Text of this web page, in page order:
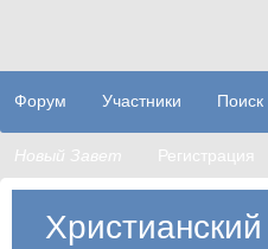
Форум Участники Поиск
Новый Завет Регистрация